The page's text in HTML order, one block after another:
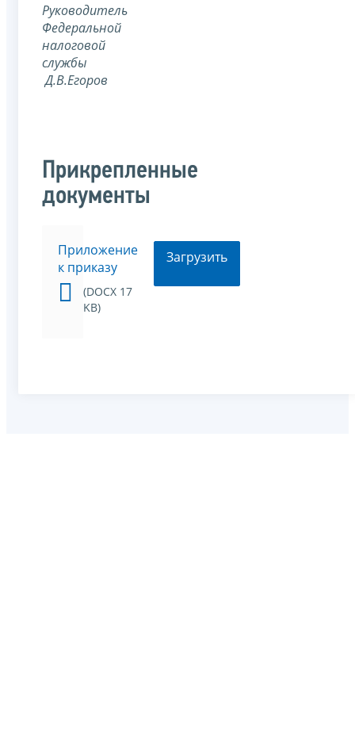
Руководитель
Федеральной
налоговой
службы
Д.В.Егоров
Прикрепленные
документы
Приложение
к приказу
(DOCX 17
KB)
Загрузить